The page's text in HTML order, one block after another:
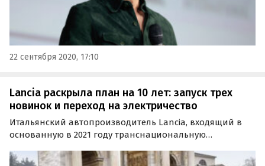
22 сентября 2020, 17:10
Lancia раскрыла план на 10 лет: запуск трех
новинок и переход на электричество
Итальянский автопроизводитель Lancia, входящий в
основанную в 2021 году транснациональную
10 лет. В этот период бренд планирует выпустить